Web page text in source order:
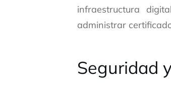
infraestructura
administrar
Seguridad